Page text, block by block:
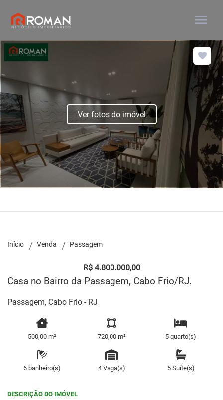
menu
Ver fotos do imóvel
Início Venda Passagem
R$ 4.800.000,00
Casa no Bairro da Passagem, Cabo Frio/RJ.
Passagem, Cabo Frio - RJ
500,00 m² 720,00 m² 5 quarto(s)
6 banheiro(s) 4 Vaga(s) 5 Suíte(s)
DESCRIÇÃO DO IMÓVEL